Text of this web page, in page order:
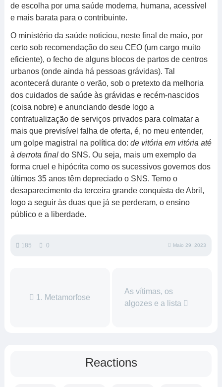
de escolha por uma saúde moderna, humana, acessível
e mais barata para o contribuinte.
O ministério da saúde noticiou, neste final de maio, por
certo sob recomendação do seu CEO (um cargo muito
eficiente), o fecho de alguns blocos de partos de centros
urbanos (onde ainda há pessoas grávidas). Tal
acontecerá durante o verão, sob o pretexto da melhoria
dos cuidados de saúde às grávidas e recém-nascidos
(coisa nobre) e anunciando desde logo a
contratualização de serviços privados para colmatar a
mais que previsível falha de oferta, é, no meu entender,
um golpe magistral na política do: de vitória em vitória até
à derrota finaldo SNS. Ou seja, mais um exemplo da
forma cruel e hipócrita como os sucessivos governos dos
últimos 35 anos têm depreciado o SNS. Temo o
desaparecimento da terceira grande conquista de Abril,
logo a seguir às duas que já se perderam, o ensino
público e a liberdade.
185 0 Maio 29, 2023
1. Metamorfose
As vítimas, os
algozes e a lista
Reactions